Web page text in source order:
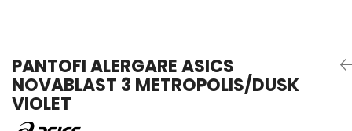
­--
Barbati
Dama
Rucsac
Husa
Sepci Padel
Jachete si Hanorace Padel
PANTOFI ALERGARE ASICS
NOVABLAST 3 METROPOLIS/DUSK
VIOLET